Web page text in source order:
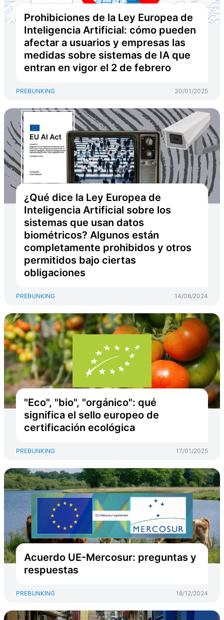
Prohibiciones de la Ley Europea de
Inteligencia Artificial: cómo pueden
afectar a usuarios y empresas las
medidas sobre sistemas de IA que
entran en vigor el 2 de febrero
PREBUNKING 30/01/2025
¿Qué dice la Ley Europea de
Inteligencia Artificial sobre los
sistemas que usan datos
biométricos? Algunos están
completamente prohibidos y otros
permitidos bajo ciertas
obligaciones
PREBUNKING 14/08/2024
"Eco", "bio", "orgánico": qué
significa el sello europeo de
certificación ecológica
PREBUNKING 17/01/2025
Acuerdo UE-Mercosur: preguntas y
respuestas
PREBUNKING 18/12/2024